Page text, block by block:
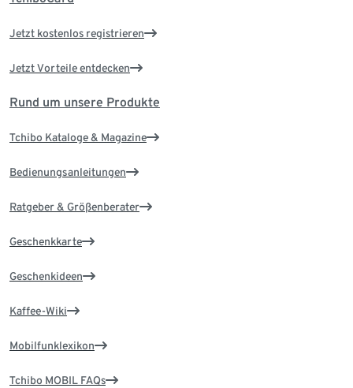
Jetzt kostenlos registrieren
Jetzt Vorteile entdecken
Rund um unsere Produkte
Tchibo Kataloge & Magazine
Bedienungsanleitungen
Ratgeber & Größenberater
Geschenkkarte
Geschenkideen
Kaffee-Wiki
Mobilfunklexikon
Tchibo MOBIL FAQs